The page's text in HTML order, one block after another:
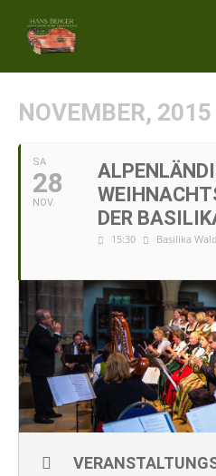
NOVEMBER, 2015
SA
28
NOV.
DER
15:30 Basilika